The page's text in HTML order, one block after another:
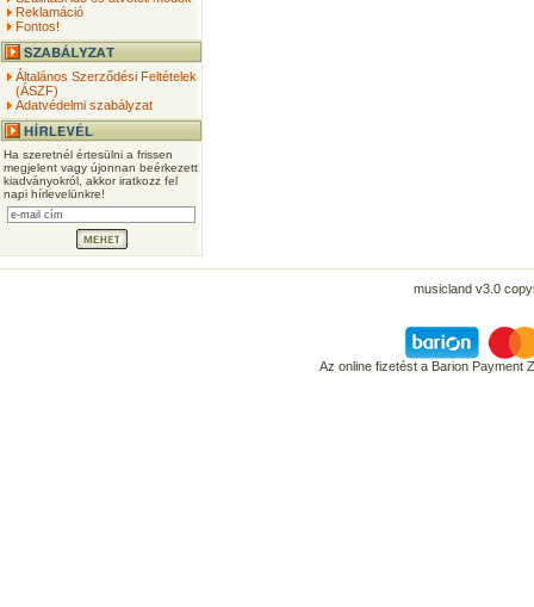
Reklamáció
Fontos!
Általános Szerződési Feltételek
(ÁSZF)
Adatvédelmi szabályzat
Ha szeretnél értesülni a frissen
megjelent vagy újonnan beérkezett
kiadványokról, akkor iratkozz fel
napi hírlevelünkre!
musicland v3.0
Az online fizetést a Barion Payment